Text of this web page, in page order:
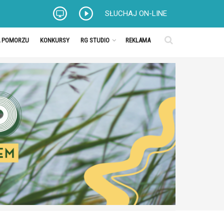
SŁUCHAJ ON-LINE
KONKURSY RG STUDIO REKLAMA